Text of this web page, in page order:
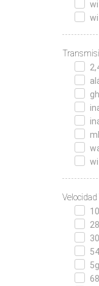
Velocidad